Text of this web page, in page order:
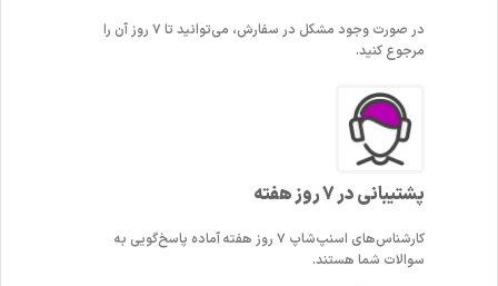
در صورت وجود مشکل در سفارش، می‌توانید تا ۷ روز آن را
مرجوع کنید.
پشتیبانی در 7 روز هفته
کارشناس‌های اسنپ‌شاپ ۷ روز هفته آماده پاسخ‌گویی به
سوالات شما هستند.